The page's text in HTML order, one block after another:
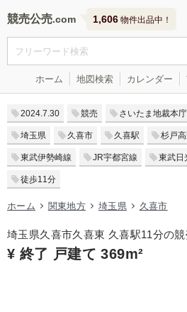
競売公売 1,606 物件出品中！
ホーム 地図検索 カレンダー
2024.7.30 競売 さいたま地裁本庁
埼玉県 久喜市 久喜駅 杉戸
東武伊勢崎線 JR宇都宮線 東武日
徒歩11分
ホーム 関東地方 埼玉県 久喜市
埼玉県久喜市久喜東 久喜駅11分の
¥ 終了 戸建て 369m²